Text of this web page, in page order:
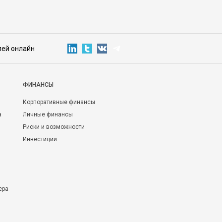
онлайн
ФИНАНСЫ
Корпоративные финансы
Личные финансы
Риски и возможности
Инвестиции